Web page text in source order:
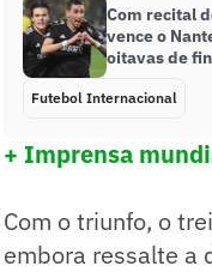
Com recital
vence o
oitavas de
Futebol Internacional
+ Imprensa
Com o triunfo, o
embora ressalte a